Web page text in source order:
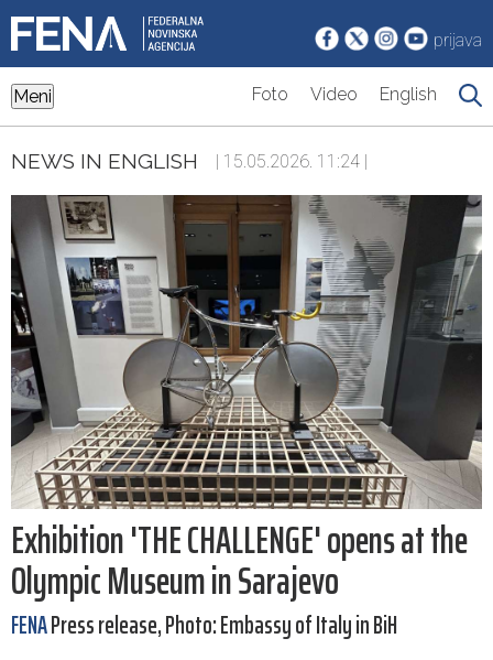
prijava
Meni Foto Video English
NEWS IN ENGLISH | 15.05.2026. 11:24 |
Exhibition 'THE CHALLENGE' opens at the
Olympic Museum in Sarajevo
FENAPress release, Photo: Embassy of Italy in BiH